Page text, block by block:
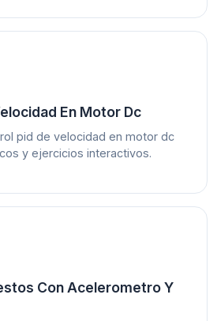
En Motor Dc
pid de velocidad en motor dc
y ejercicios interactivos.
Con Acelerometro Y